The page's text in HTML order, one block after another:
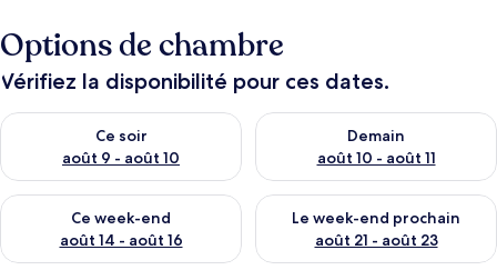
Options de chambre
Vérifiez la disponibilité pour ces dates.
Ce soir
août 9 - août 10
Vérifier la disponibilité pour ce soir août 9 - août 10
Demain
août 10 - août 11
Vérifier la disponibilité pour
Ce week-end
août 14 - août 16
Vérifier la disponibilité pour ce week-end août 14 - août 16
Le week-end prochain
août 21 - août 23
Vérifier la disponibilité pour